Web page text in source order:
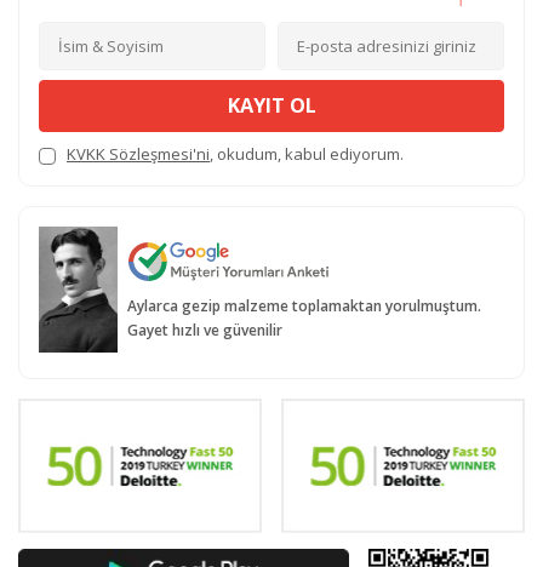
KAYIT OL
KVKK Sözleşmesi'ni, okudum, kabul ediyorum.
Aylarca gezip malzeme toplamaktan yorulmuştum.
Gayet hızlı ve güvenilir